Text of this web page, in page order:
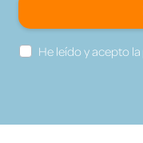
He leído y acepto la